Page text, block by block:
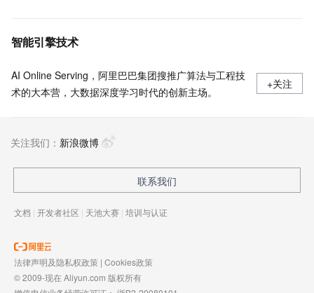
智能引擎技术
AI Online Serving，阿里巴巴集团搜推广算法与工程技
术的大本营，大数据深度学习时代的创新主场。
+关注
关注我们： 新浪微博
联系我们
文档 | 开发者社区 | 天池大赛 | 培训与认证
法律声明及隐私权政策 | Cookies政策
© 2009-现在 Aliyun.com 版权所有